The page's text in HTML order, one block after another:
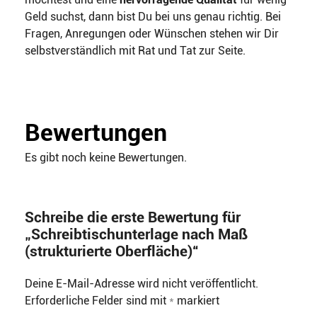
Geld suchst, dann bist Du bei uns genau richtig. Bei
Fragen, Anregungen oder Wünschen stehen wir Dir
selbstverständlich mit Rat und Tat zur Seite.
Bewertungen
Es gibt noch keine Bewertungen.
Schreibe die erste Bewertung für
„Schreibtischunterlage nach Maß
(strukturierte Oberfläche)“
Deine E-Mail-Adresse wird nicht veröffentlicht.
Erforderliche Felder sind mit * markiert